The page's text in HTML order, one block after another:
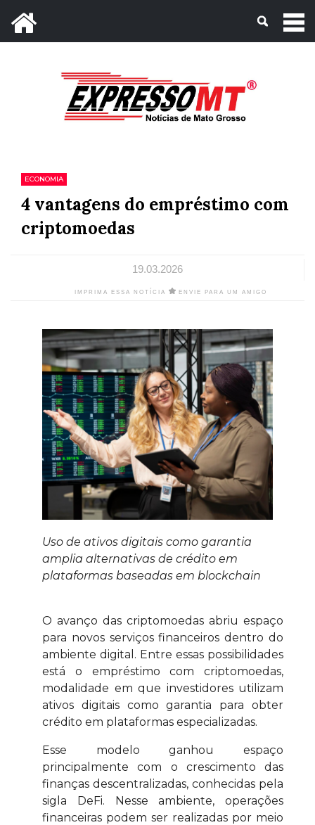
Mato Grosso, 07 de Agosto de 2026
ECONOMIA
4 vantagens do empréstimo com
criptomoedas
19.03.2026
IMPRIMA ESSA NOTÍCIA ENVIE PARA UM AMIGO
Uso de ativos digitais como garantia
amplia alternativas de crédito em
plataformas baseadas em blockchain
O avanço das criptomoedas abriu espaço
para novos serviços financeiros dentro do
ambiente digital. Entre essas possibilidades
está o empréstimo com criptomoedas,
modalidade em que investidores utilizam
ativos digitais como garantia para obter
crédito em plataformas especializadas.
Esse modelo ganhou espaço
principalmente com o crescimento das
finanças descentralizadas, conhecidas pela
sigla DeFi. Nesse ambiente, operações
financeiras podem ser realizadas por meio